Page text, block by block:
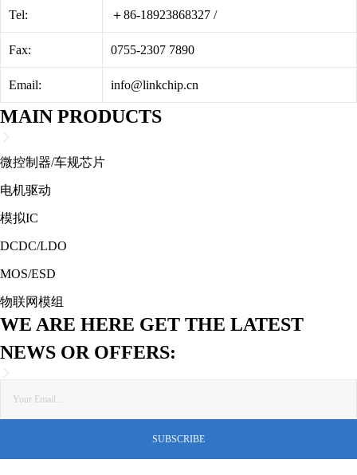
Tel:
＋86-18923868327 /
Fax: 0755-2307 7890
Email: info@linkchip.cn
MAIN PRODUCTS
微控制器/车规芯片
电机驱动
模拟IC
DCDC/LDO
MOS/ESD
物联网模组
WE ARE HERE GET THE LATEST
NEWS OR OFFERS: